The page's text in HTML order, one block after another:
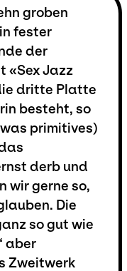
groben
fester
der
«Sex Jazz
dritte Platte
besteht, so
primitives)
derb und
wir gerne so,
Die
so gut wie
aber
Zweitwerk